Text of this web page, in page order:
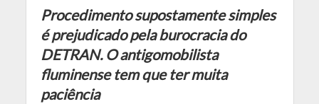
Procedimento supostamente simples
é prejudicado pela burocracia do
DETRAN. O antigomobilista
fluminense tem que ter muita
paciência